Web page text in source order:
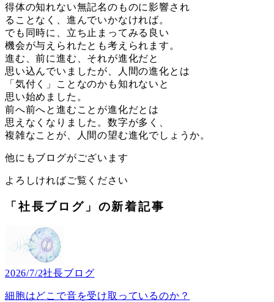
得体の知れない無記名のものに影響され
ることなく、進んでいかなければ。
でも同時に、立ち止まってみる良い
機会が与えられたとも考えられます。
進む、前に進む、それが進化だと
思い込んでいましたが、人間の進化とは
「気付く」ことなのかも知れないと
思い始めました。
前へ前へと進むことが進化だとは
思えなくなりました。数字が多く、
複雑なことが、人間の望む進化でしょうか。
他にもブログがございます
よろしければご覧ください
「社長ブログ」の新着記事
2026/7/2社長ブログ
細胞はどこで音を受け取っているのか？